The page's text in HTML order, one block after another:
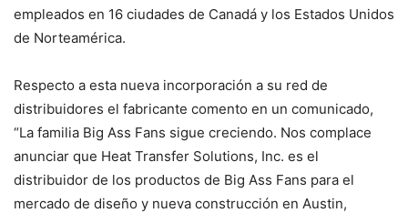
empleados en 16 ciudades de Canadá y los Estados Unidos
de Norteamérica.
Respecto a esta nueva incorporación a su red de
distribuidores el fabricante comento en un comunicado,
“La familia Big Ass Fans sigue creciendo. Nos complace
anunciar que Heat Transfer Solutions, Inc. es el
distribuidor de los productos de Big Ass Fans para el
mercado de diseño y nueva construcción en Austin,